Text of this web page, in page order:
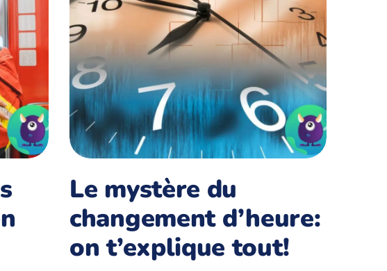
Le mystère du
changement d’heure:
on t’explique tout!